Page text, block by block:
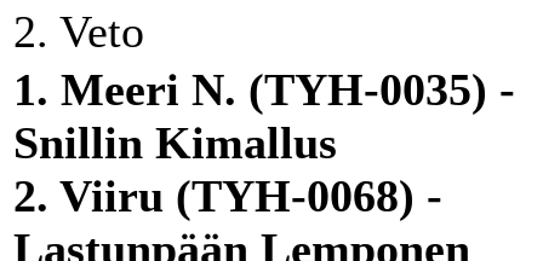
2. Veto
1. Meeri N. (TYH-0035) -
Snillin Kimallus
2. Viiru (TYH-0068) -
Lastunpään Lemponen